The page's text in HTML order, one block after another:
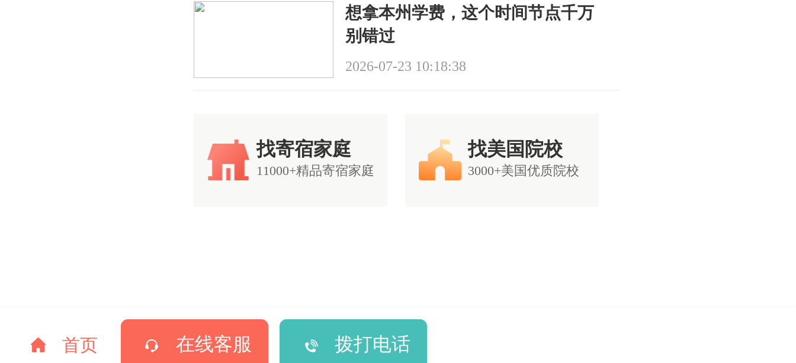
想拿本州学费，这个时间节点千万
别错过
2026-07-23 10:18:38
找寄宿家庭
11000+精品寄宿家庭
找美国院校
3000+美国优质院校
首页 在线客服 拨打电话